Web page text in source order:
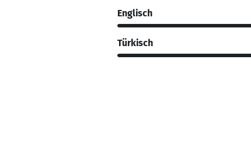
Englisch
Türkisch